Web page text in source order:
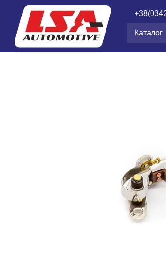
Перейти до основного контенту
Каталог